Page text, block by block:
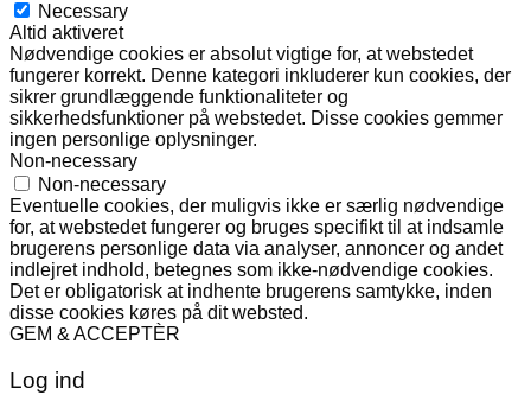
Necessary
Altid aktiveret
Nødvendige cookies er absolut vigtige for, at webstedet
fungerer korrekt. Denne kategori inkluderer kun cookies, der
sikrer grundlæggende funktionaliteter og
sikkerhedsfunktioner på webstedet. Disse cookies gemmer
ingen personlige oplysninger.
Non-necessary
Non-necessary
Eventuelle cookies, der muligvis ikke er særlig nødvendige
for, at webstedet fungerer og bruges specifikt til at indsamle
brugerens personlige data via analyser, annoncer og andet
indlejret indhold, betegnes som ikke-nødvendige cookies.
Det er obligatorisk at indhente brugerens samtykke, inden
disse cookies køres på dit websted.
GEM & ACCEPTÈR
Log ind